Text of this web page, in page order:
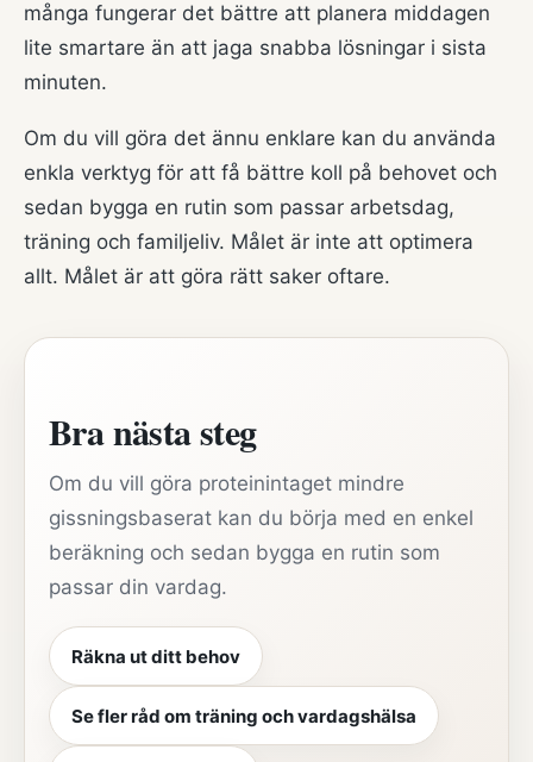
många fungerar det bättre att planera middagen
lite smartare än att jaga snabba lösningar i sista
minuten.
Om du vill göra det ännu enklare kan du använda
enkla verktyg för att få bättre koll på behovet och
sedan bygga en rutin som passar arbetsdag,
träning och familjeliv. Målet är inte att optimera
allt. Målet är att göra rätt saker oftare.
Bra nästa steg
Om du vill göra proteinintaget mindre
gissningsbaserat kan du börja med en enkel
beräkning och sedan bygga en rutin som
passar din vardag.
Räkna ut ditt behov
Se fler råd om träning och vardagshälsa